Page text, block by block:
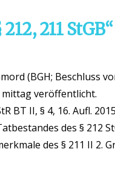
211 StGB“
(BGH; Beschluss
mittag veröffentlicht.
BT II, § 4, 16. Aufl. 2015
des § 212
des § 211 II 2.